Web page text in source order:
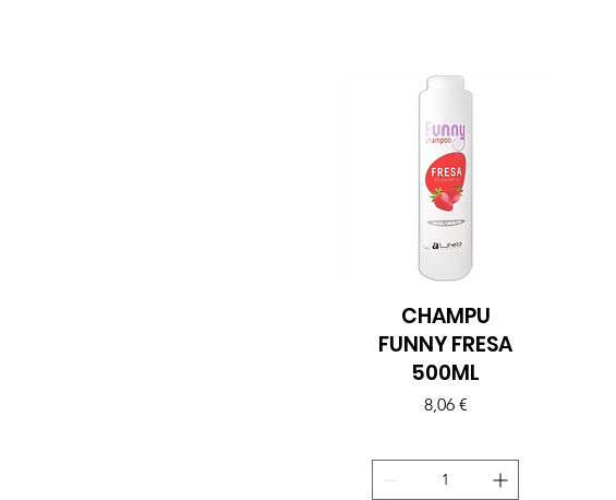
Vista rápida
CHAMPU
FUNNY FRESA
500ML
Precio
8,06 €